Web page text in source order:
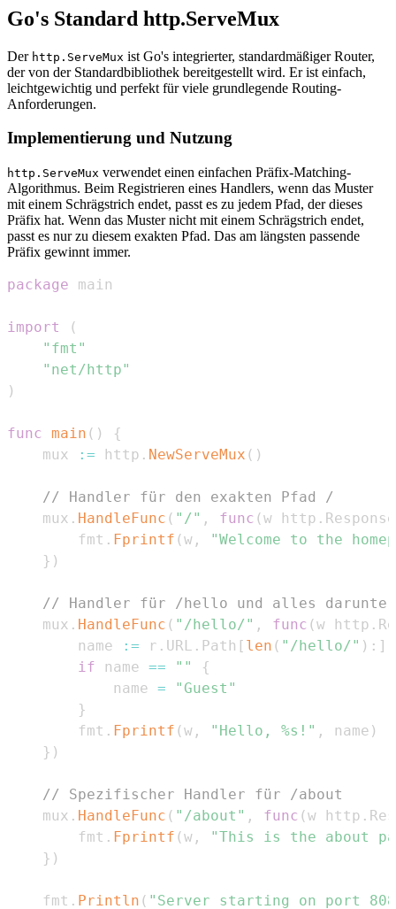
Go's Standard http.ServeMux
Der http.ServeMux ist Go's integrierter, standardmäßiger Router,
der von der Standardbibliothek bereitgestellt wird. Er ist einfach,
leichtgewichtig und perfekt für viele grundlegende Routing-
Anforderungen.
Implementierung und Nutzung
http.ServeMux verwendet einen einfachen Präfix-Matching-
Algorithmus. Beim Registrieren eines Handlers, wenn das Muster
mit einem Schrägstrich endet, passt es zu jedem Pfad, der dieses
Präfix hat. Wenn das Muster nicht mit einem Schrägstrich endet,
passt es nur zu diesem exakten Pfad. Das am längsten passende
Präfix gewinnt immer.
package
import
(
"fmt"
"net/http"
)
func main ( )
{
	mux
:= http . NewServeMux ( )
// Handler für den exakten Pfad /
	mux
. HandleFunc ( "/" , func (w http .
		fmt
. Fprintf (w ,
"Welcome to the
} )
// Handler für /hello und alles
	mux
. HandleFunc ( "/hello/" , func (w http .
		name
:= r . URL . Path [ len ( "/hello/" ) : ]
if name == ""
{
			name
=
"Guest"
}
		fmt
. Fprintf (w , "Hello, %s!" , name )
} )
// Spezifischer Handler für /about
	mux
. HandleFunc ( "/about" , func (w http .
		fmt
. Fprintf (w ,
"This is the about
} )
	fmt
. Println ( "Server starting on port